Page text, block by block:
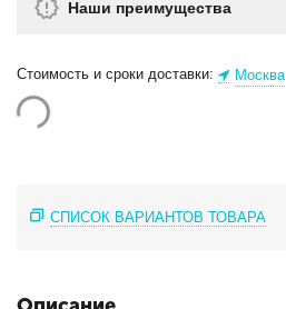
Наши преимущества
Стоимость и сроки доставки: Москва
СПИСОК ВАРИАНТОВ ТОВАРА